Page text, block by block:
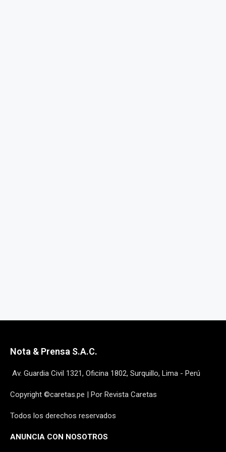
Nota & Prensa S.A.C.
Av. Guardia Civil 1321, Oficina 1802, Surquillo, Lima - Perú
Copyright ©caretas.pe | Por Revista Caretas
Todos los derechos reservados
ANUNCIA CON NOSOTROS